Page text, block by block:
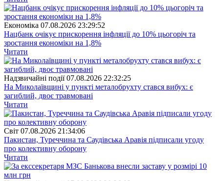
Економіка 07.08.2026 23:29:52
Нацбанк очікує прискорення інфляції до 10% цьогоріч та
зростання економіки на 1,8%
Читати
Надзвичайні події 07.08.2026 22:32:25
На Миколаївщині у пункті металобрухту стався вибух: є
загиблий, двоє травмовані
Читати
Свiт 07.08.2026 21:34:06
Пакистан, Туреччина та Саудівська Аравія підписали угоду
про колективну оборону
Читати